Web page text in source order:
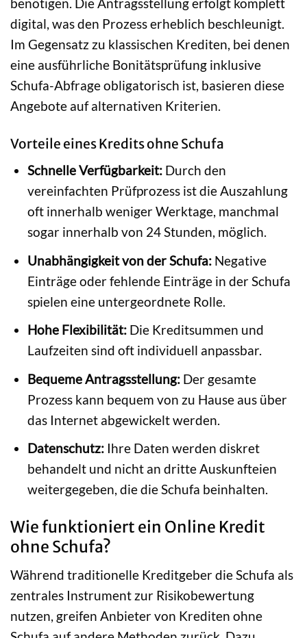
digital, was den Prozess erheblich beschleunigt.
Im Gegensatz zu klassischen Krediten, bei denen
eine ausführliche Bonitätsprüfung inklusive
Schufa-Abfrage obligatorisch ist, basieren diese
Angebote auf alternativen Kriterien.
Vorteile eines Kredits ohne Schufa
Schnelle Verfügbarkeit:Durch den
vereinfachten Prüfprozess ist die Auszahlung
oft innerhalb weniger Werktage, manchmal
sogar innerhalb von 24 Stunden, möglich.
Unabhängigkeit von der Schufa:Negative
Einträge oder fehlende Einträge in der Schufa
spielen eine untergeordnete Rolle.
Hohe Flexibilität:Die Kreditsummen und
Laufzeiten sind oft individuell anpassbar.
Bequeme Antragsstellung:Der gesamte
Prozess kann bequem von zu Hause aus über
das Internet abgewickelt werden.
Datenschutz:Ihre Daten werden diskret
behandelt und nicht an dritte Auskunfteien
weitergegeben, die die Schufa beinhalten.
Wie funktioniert ein Online Kredit
ohne Schufa?
Während traditionelle Kreditgeber die Schufa als
zentrales Instrument zur Risikobewertung
nutzen, greifen Anbieter von Krediten ohne